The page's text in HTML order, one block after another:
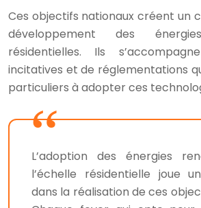
Ces objectifs nationaux créent un
développement des
résidentielles. Ils
incitatives et de réglementations
particuliers à adopter ces
L’adoption des énergies
l’échelle résidentielle joue
dans la réalisation de ces